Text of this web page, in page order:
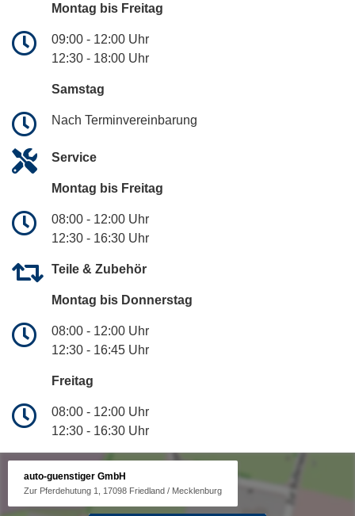
Montag bis Freitag
09:00 - 12:00 Uhr
12:30 - 18:00 Uhr
Samstag
Nach Terminvereinbarung
Service
Montag bis Freitag
08:00 - 12:00 Uhr
12:30 - 16:30 Uhr
Teile & Zubehör
Montag bis Donnerstag
08:00 - 12:00 Uhr
12:30 - 16:45 Uhr
Freitag
08:00 - 12:00 Uhr
12:30 - 16:30 Uhr
auto-guenstiger GmbH
Zur Pferdehutung 1, 17098 Friedland / Mecklenburg